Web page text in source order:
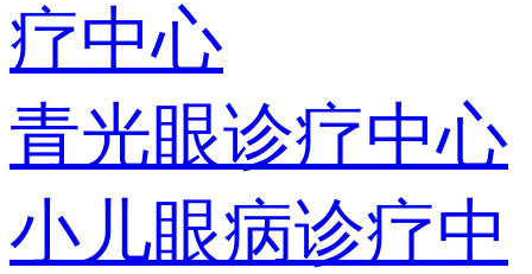
疗中心
青光眼诊疗中心
小儿眼病诊疗中